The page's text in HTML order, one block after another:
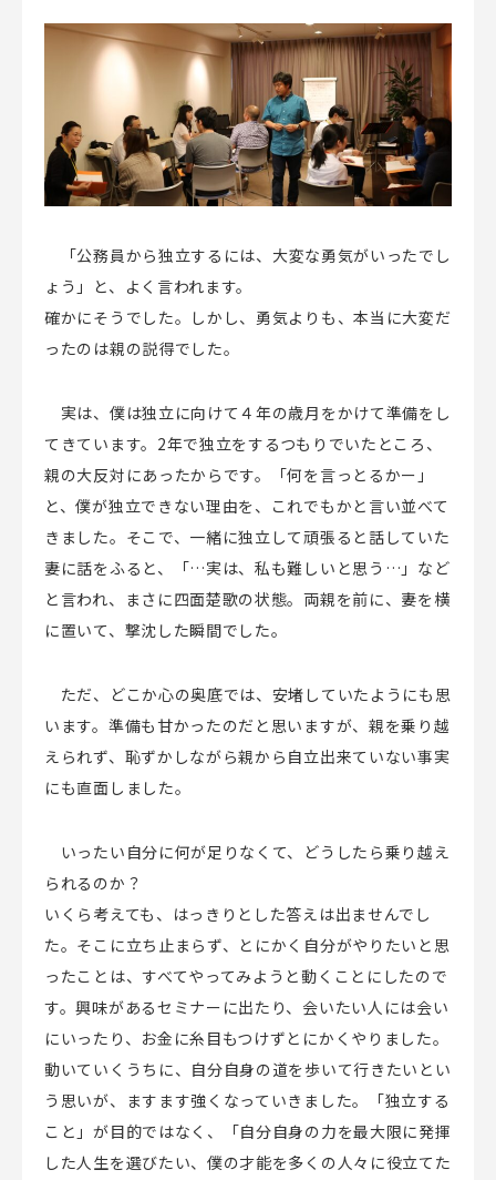
「公務員から独立するには、大変な勇気がいったでし
ょう」と、よく言われます。
確かにそうでした。しかし、勇気よりも、本当に大変だ
ったのは親の説得でした。
実は、僕は独立に向けて４年の歳月をかけて準備をし
てきています。 2年で独立をするつもりでいたところ、
親の大反対にあったからです。「何を言っとるかー」
と、僕が独立できない理由を、これでもかと言い並べて
きました。そこで、一緒に独立して頑張ると話していた
妻に話をふると、「…実は、私も難しいと思う…」など
と言われ、まさに四面楚歌の状態。両親を前に、妻を横
に置いて、撃沈した瞬間でした。
ただ、どこか心の奥底では、安堵していたようにも思
います。準備も甘かったのだと思いますが、親を乗り越
えられず、恥ずかしながら親から自立出来ていない事実
にも直面しました。
いったい自分に何が足りなくて、どうしたら乗り越え
られるのか？
いくら考えても、はっきりとした答えは出ませんでし
た。そこに立ち止まらず、とにかく自分がやりたいと思
ったことは、すべてやってみようと動くことにしたので
す。興味があるセミナーに出たり、会いたい人には会い
にいったり、お金に糸目もつけずとにかくやりました。
動いていくうちに、自分自身の道を歩いて行きたいとい
う思いが、ますます強くなっていきました。「独立する
こと」が目的ではなく、「自分自身の力を最大限に発揮
した人生を選びたい、僕の才能を多くの人々に役立てた